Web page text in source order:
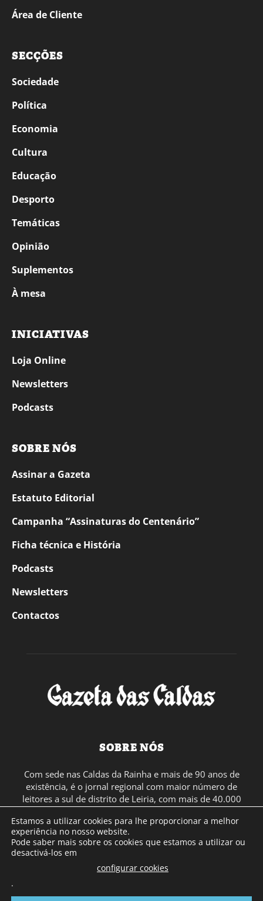
Área de Cliente
SECÇÕES
Sociedade
Política
Economia
Cultura
Educação
Desporto
Temáticas
Opinião
Suplementos
À mesa
INICIATIVAS
Loja Online
Newsletters
Podcasts
SOBRE NÓS
Assinar a Gazeta
Estatuto Editorial
Campanha “Assinaturas do Centenário”
Ficha técnica e História
Podcasts
Newsletters
Contactos
SOBRE NÓS
Com sede nas Caldas da Rainha e mais de 90 anos de
existência, é o jornal regional com maior número de
leitores a sul de distrito de Leiria, com mais de 40.000
em Portugal Continental e assinatura online.
SIGA-NOS
Estamos a utilizar cookies para lhe proporcionar a melhor
experiência no nosso website.
Pode saber mais sobre os cookies que estamos a utilizar ou
desactivá-los em
configurar cookies
.